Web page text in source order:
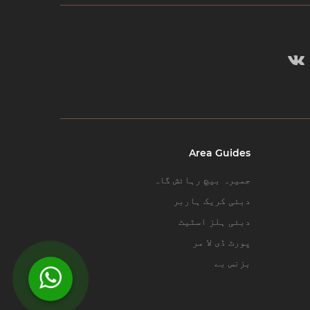
Area Guides
جمیرہ بیچ رہائش گاہ
دبئی کریک ہاربر
دبئی ہلز اسٹیٹ
پورٹ ڈی لا مر
بزنس بے